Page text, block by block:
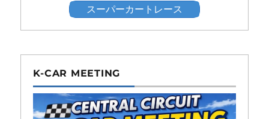
スーパーカートレース
K-CAR MEETING